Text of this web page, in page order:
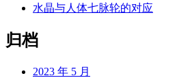
水晶与人体七脉轮的对应
归档
2023 年 5 月